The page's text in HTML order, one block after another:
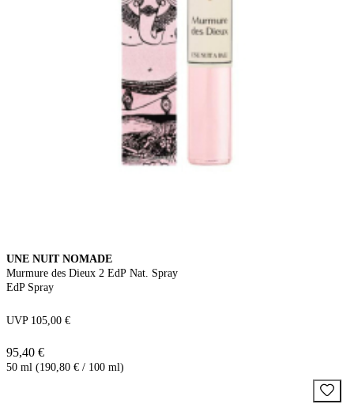
UNE NUIT NOMADE
Murmure des Dieux 2 EdP Nat. Spray
EdP Spray
UVP 105,00 €
95,40 €
50 ml (190,80 € / 100 ml)